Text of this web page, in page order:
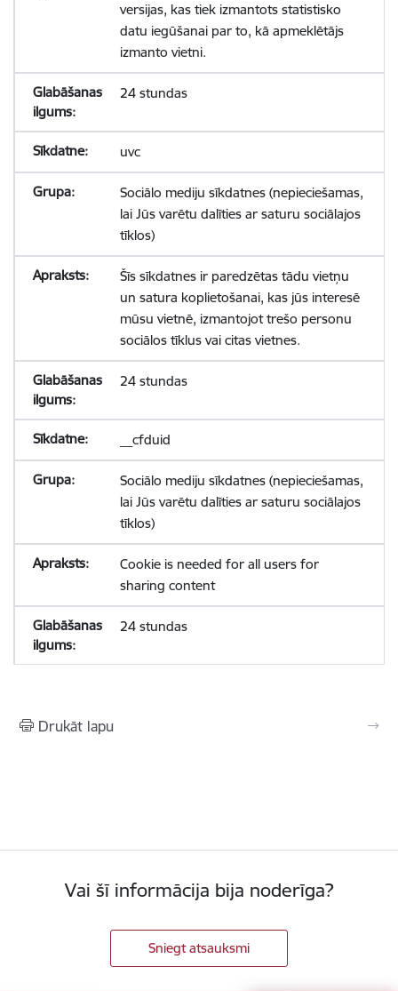
versijas, kas tiek izmantots statistisko
datu iegūšanai par to, kā apmeklētājs
izmanto vietni.
24 stundas
uvc
Sociālo mediju sīkdatnes (nepieciešamas,
lai Jūs varētu dalīties ar saturu sociālajos
tīklos)
Šīs sīkdatnes ir paredzētas tādu vietņu
un satura koplietošanai, kas jūs interesē
mūsu vietnē, izmantojot trešo personu
sociālos tīklus vai citas vietnes.
24 stundas
__cfduid
Sociālo mediju sīkdatnes (nepieciešamas,
lai Jūs varētu dalīties ar saturu sociālajos
tīklos)
Cookie is needed for all users for
sharing content
24 stundas
Drukāt lapu
Vai šī informācija bija noderīga?
Sniegt atsauksmi